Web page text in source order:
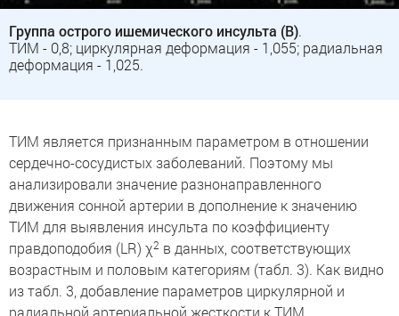
Группа острого ишемического инсульта (B).
ТИМ - 0,8; циркулярная деформация - 1,055; радиальная
деформация - 1,025.
ТИМ является признанным параметром в отношении
сердечно-сосудистых заболеваний. Поэтому мы
анализировали значение разнонаправленного
движения сонной артерии в дополнение к значению
ТИМ для выявления инсульта по коэффициенту
правдоподобия (LR) χ2 в данных, соответствующих
возрастным и половым категориям (табл. 3). Как видно
из табл. 3, добавление параметров циркулярной и
радиальной артериальной жесткости к ТИМ